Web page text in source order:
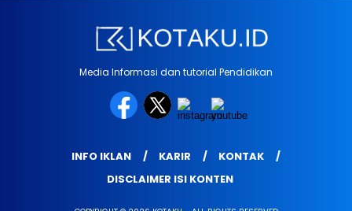
Media Informasi dan tutorial Pendidikan
INFO IKLAN KARIR
KONTAK
DISCLAIMER ISI KONTEN